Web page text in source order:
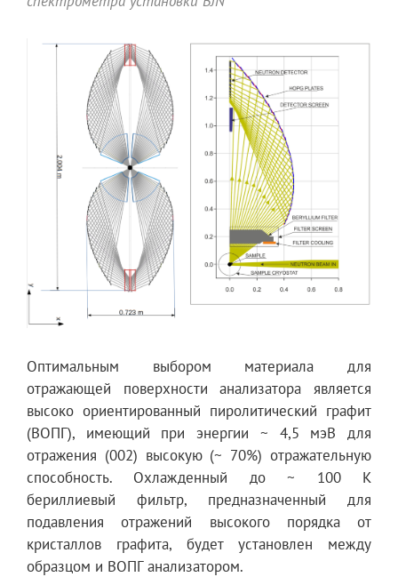
Оптимальным выбором материала для
отражающей поверхности анализатора является
высоко ориентированный пиролитический графит
(ВОПГ), имеющий при энергии ~ 4,5 мэВ для
отражения (002) высокую (~ 70%) отражательную
способность. Охлажденный до ~ 100 К
бериллиевый фильтр, предназначенный для
подавления отражений высокого порядка от
кристаллов графита, будет установлен между
образцом и ВОПГ анализатором.